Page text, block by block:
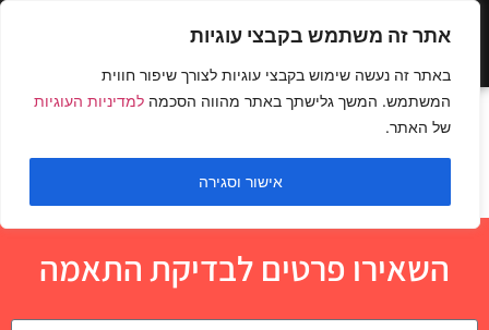
אתר זה משתמש בקבצי עוגיות
באתר זה נעשה שימוש בקבצי עוגיות לצורך שיפור חווית
המשתמש. המשך גלישתך באתר מהווה הסכמה למדיניות העוגיות
של האתר.
אישור וסגירה
שכיבות סמיכה על
הברכיים
השאירו פרטים לבדיקת התאמה